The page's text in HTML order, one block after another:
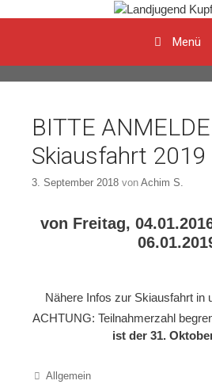
Menü
BITTE
Skiausfahrt 2019
3. September 2018 von Achim S.
von Freitag,
Nähere Infos zur Skiausfahrt in
ACHTUNG: Teilnahmerzahl
ist der 31.
Categories
Allgemein